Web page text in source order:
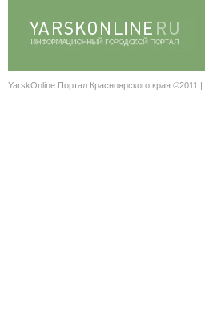
YarskOnline Портал Красноярского края ©2011 |